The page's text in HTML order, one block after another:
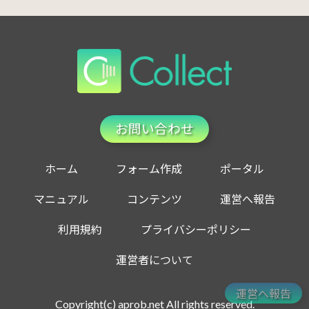
お問い合わせ
ホーム フォーム作成 ポータル
マニュアル コンテンツ 運営へ報告
利用規約 プライバシーポリシー
運営者について
Copyright(c) aprob.net All rights reserved.
運営へ報告